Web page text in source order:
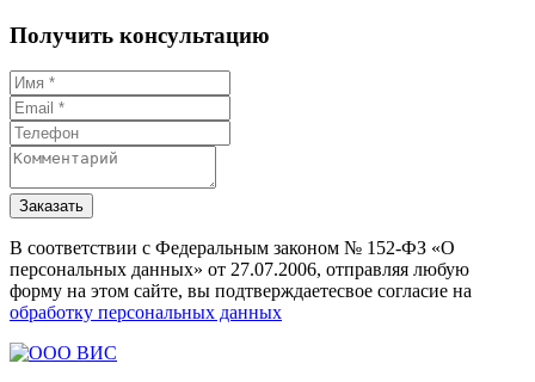
Получить консультацию
Заказать
В соответствии с Федеральным законом № 152-ФЗ «О
персональных данных» от 27.07.2006, отправляя любую
форму на этом сайте, вы подтверждаетесвое согласие на
обработку персональных данных